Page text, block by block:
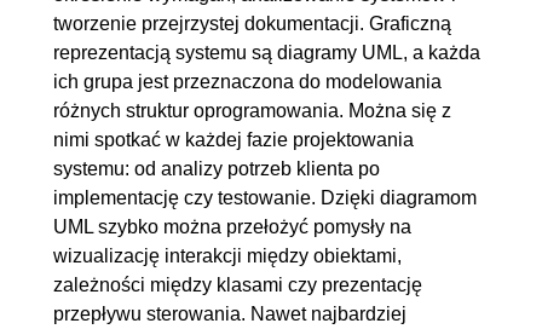
4.2. Diagram klas - przykład
00:05:18
4.3. Diagram klas - praktyka
00:18:17
5. Diagram sekwencji 00:31:10
5.1. Diagram sekwencji - teoria
00:12:08
5.2. Diagram sekwencji -
przykład
5.3. Diagram sekwencji -
praktyka
tworzenie przejrzystej dokumentacji. Graficzną
reprezentacją systemu są diagramy UML, a każda
ich grupa jest przeznaczona do modelowania
różnych struktur oprogramowania. Można się z
nimi spotkać w każdej fazie projektowania
systemu: od analizy potrzeb klienta po
implementację czy testowanie. Dzięki diagramom
UML szybko można przełożyć pomysły na
wizualizację interakcji między obiektami,
zależności między klasami czy prezentację
przepływu sterowania. Nawet najbardziej